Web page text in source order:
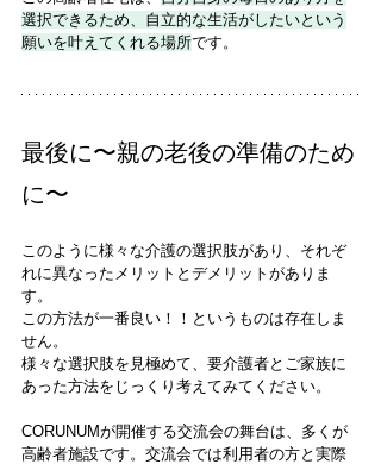
選択できるため、自立的な生活がしたいという
願いを叶えてくれる場所です。
最後に〜親の老後の準備のため
に〜
このように様々な介護の選択肢があり、それぞ
れに異なったメリットとデメリットがありま
す。
この方法が一番良い！！というものは存在しま
せん。
様々な選択肢を見極めて、要介護者とご家族に
あった方法をじっくり考えてみてください。
CORUNUMが開催する交流会の舞台は、多くが
高齢者施設です。交流会では利用者の方と実際